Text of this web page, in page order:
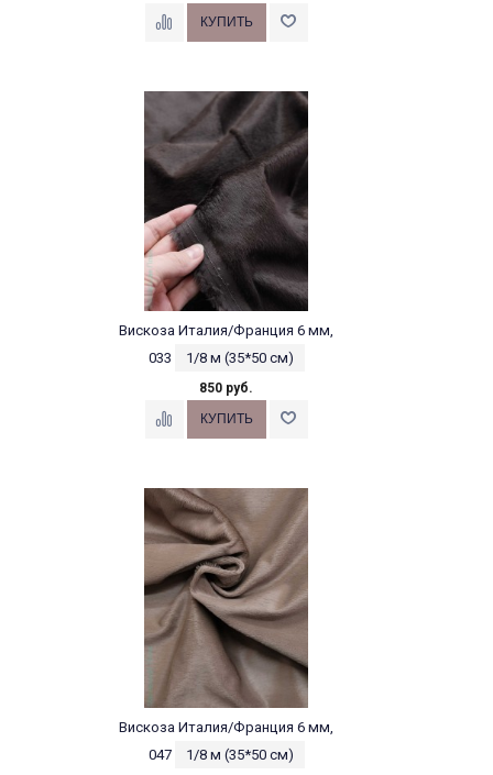
Вискоза Италия/Франция 6 мм,
033
1/8 м (35*50 см)
850 руб.
Вискоза Италия/Франция 6 мм,
047
1/8 м (35*50 см)